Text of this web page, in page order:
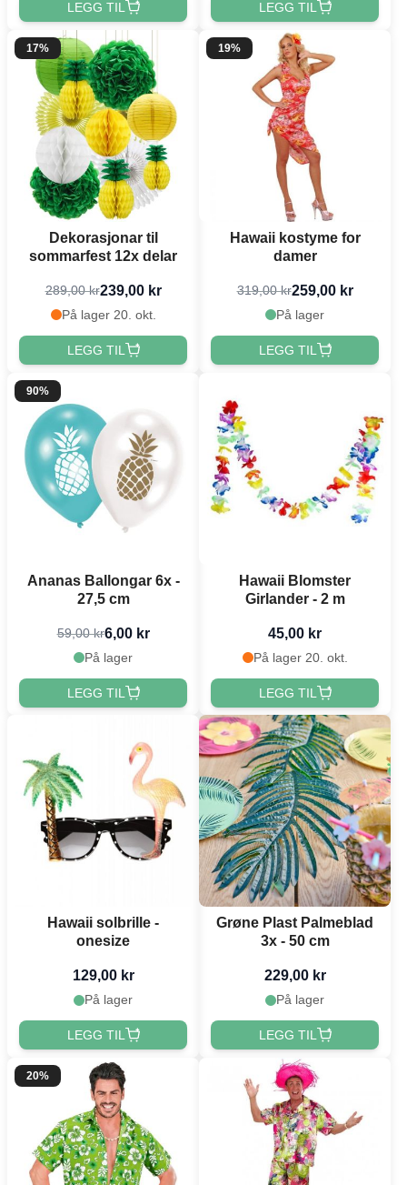
LEGG TIL LEGG TIL
17%
Dekorasjonar til
sommarfest 12x delar
289,00 kr239,00 kr
På lager 20. okt.
LEGG TIL
19%
Hawaii kostyme for
damer
319,00 kr259,00 kr
På lager
LEGG TIL
90%
Ananas Ballongar 6x -
27,5 cm
59,00 kr6,00 kr
På lager
LEGG TIL
Hawaii Blomster
Girlander - 2 m
45,00 kr
På lager 20. okt.
LEGG TIL
Hawaii solbrille -
onesize
129,00 kr
På lager
LEGG TIL
Grøne Plast Palmeblad
3x - 50 cm
229,00 kr
På lager
LEGG TIL
20%